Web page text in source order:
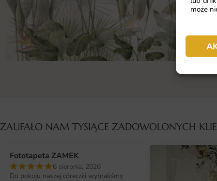
może
ZAUFAŁO NAM TYSIĄCE ZADOWOLONYCH
Fototapeta ZAMEK
6 sierpnia, 2026
Do pokoju naszej córeczki wybraliśmy